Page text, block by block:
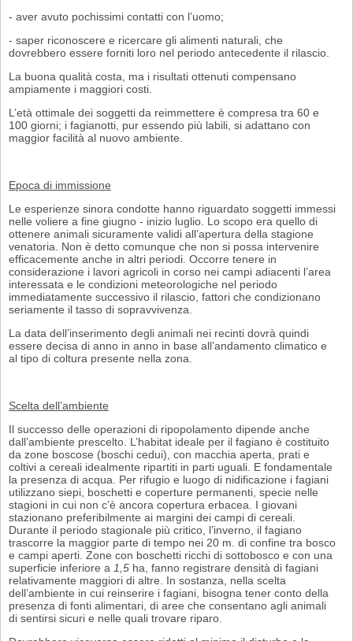
- aver avuto pochissimi contatti con l’uomo;
- saper riconoscere e ricercare gli alimenti naturali, che
dovrebbero essere forniti loro nel periodo antecedente il rilascio.
La buona qualità costa, ma i risultati ottenuti compensano
ampiamente i mag­giori costi.
L’età ottimale dei soggetti da reimmettere è compresa tra 60 e
100 giorni; i fagia­notti, pur essendo più labili, si adattano con
maggior facilità al nuovo ambiente.
Epoca di immissione
Le esperienze sinora condotte hanno riguardato soggetti immessi
nelle voliere a fine giugno - inizio luglio. Lo scopo era quello di
ottenere animali sicuramente va­lidi all’apertura della stagione
venatoria. Non è detto comunque che non si possa intervenire
efficacemente anche in altri periodi. Occorre tenere in
considerazione i lavori agricoli in corso nei campi adiacenti l’area
interessata e le condizioni meteorologiche nel periodo
immediatamente successivo il rilascio, fattori che condizionano
seriamente il tasso di sopravvivenza.
La data dell’inserimento degli animali nei recinti dovrà quindi
essere decisa di anno in anno in base all’andamento climatico e
al tipo di coltura presente nella zona.
Scelta dell’ambiente
Il successo delle operazioni di ripopolamento dipende anche
dall’ambiente pre­scelto. L’habitat ideale per il fagiano è costituito
da zone boscose (boschi cedui), con macchia aperta, prati e
coltivi a cereali idealmente ripartiti in parti uguali. E fondamentale
la presenza di acqua. Per rifugio e luogo di nidificazione i fagia­ni
utilizzano siepi, boschetti e coperture permanenti, specie nelle
stagioni in cui non c’è ancora copertura erbacea. I giovani
stazionano preferibilmente ai margi­ni dei campi di cereali.
Durante il periodo stagionale più critico, l’inverno, il fagiano
trascorre la maggior parte di tempo nei 20 m. di confine tra bosco
e campi aperti. Zone con boschetti ricchi di sottobosco e con una
superficie inferiore a 1,5 ha, fanno registrare densità di fagiani
relativamente maggiori di altre. In so­stanza, nella scelta
dell’ambiente in cui reinserire i fagiani, bisogna tener conto della
presenza di fonti alimentari, di aree che consentano agli animali
di sentirsi sicuri e nelle quali trovare riparo.